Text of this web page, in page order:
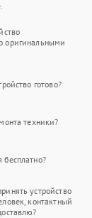
оригинальными
готово?
техники?
бесплатно?
устройство
контактный